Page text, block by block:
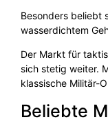
Besonders beliebt
wasserdichtem
Der Markt für
sich stetig weiter.
klassische Militär-
Beliebte